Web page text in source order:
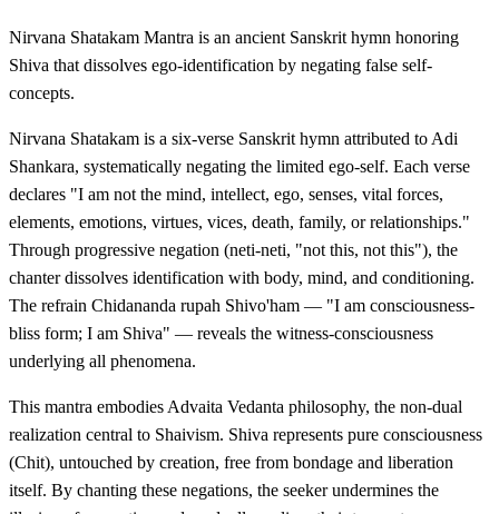
Nirvana Shatakam Mantra is an ancient Sanskrit hymn honoring
Shiva that dissolves ego-identification by negating false self-
concepts.
Nirvana Shatakam is a six-verse Sanskrit hymn attributed to Adi
Shankara, systematically negating the limited ego-self. Each verse
declares "I am not the mind, intellect, ego, senses, vital forces,
elements, emotions, virtues, vices, death, family, or relationships."
Through progressive negation (neti-neti, "not this, not this"), the
chanter dissolves identification with body, mind, and conditioning.
The refrain Chidananda rupah Shivo'ham — "I am consciousness-
bliss form; I am Shiva" — reveals the witness-consciousness
underlying all phenomena.
This mantra embodies Advaita Vedanta philosophy, the non-dual
realization central to Shaivism. Shiva represents pure consciousness
(Chit), untouched by creation, free from bondage and liberation
itself. By chanting these negations, the seeker undermines the